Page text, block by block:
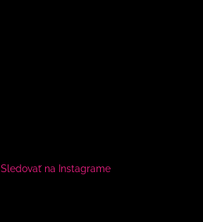
Sledovať na Instagrame